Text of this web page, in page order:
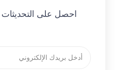
احصل على
بريد